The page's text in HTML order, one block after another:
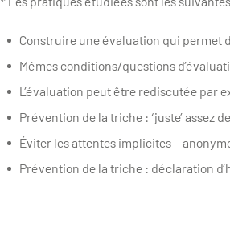
Construire une évaluation qui permet
Mêmes conditions/questions
L’évaluation peut être rediscutée par
Prévention de la triche : ‘juste’ assez
Éviter les attentes implicites –
Prévention de la triche : déclaration